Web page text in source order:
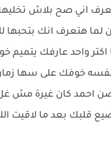
اني صح بلاش
لما هتعرف انك
واحد عارفك يتميم
نفسه خوفك على سها
احمد كان غيرة مش
قلبك بعد ما لاقيت